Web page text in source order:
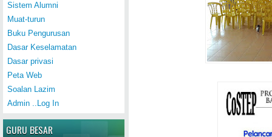
Sistem Alumni
Muat-turun
Buku Pengurusan
Dasar Keselamatan
Dasar privasi
Peta Web
Soalan Lazim
Admin ..Log In
GURU BESAR